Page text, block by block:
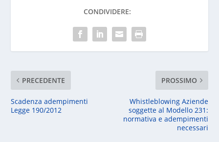
CONDIVIDERE:
PRECEDENTE
Scadenza adempimenti
Legge 190/2012
PROSSIMO
Whistleblowing Aziende
soggette al Modello 231:
normativa e adempimenti
necessari